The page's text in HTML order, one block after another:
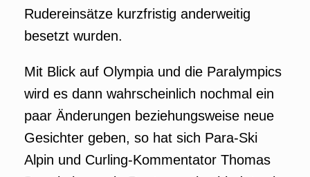
Rudereinsätze kurzfristig anderweitig
besetzt wurden.
Mit Blick auf Olympia und die Paralympics
wird es dann wahrscheinlich nochmal ein
paar Änderungen beziehungsweise neue
Gesichter geben, so hat sich Para-Ski
Alpin und Curling-Kommentator Thomas